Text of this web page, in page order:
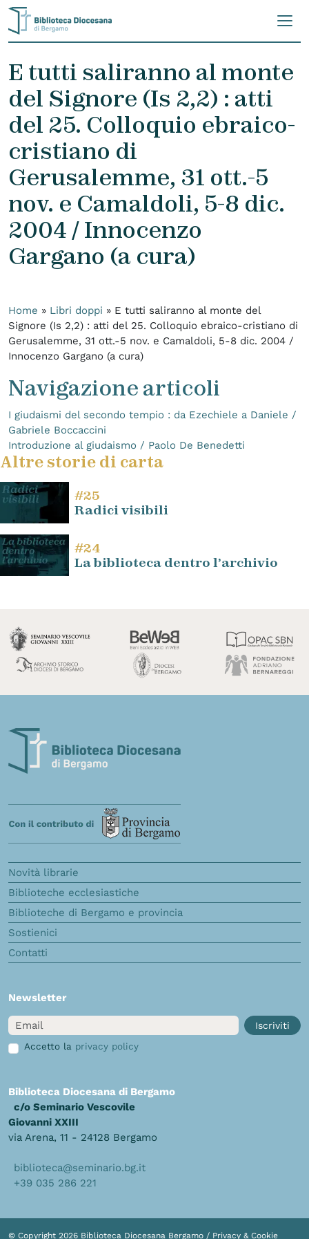
Skip to content
E tutti saliranno al monte
del Signore (Is 2,2) : atti
del 25. Colloquio ebraico-
cristiano di
Gerusalemme, 31 ott.-5
nov. e Camaldoli, 5-8 dic.
2004 / Innocenzo
Gargano (a cura)
Home » Libri doppi » E tutti saliranno al monte del
Signore (Is 2,2) : atti del 25. Colloquio ebraico-cristiano di
Gerusalemme, 31 ott.-5 nov. e Camaldoli, 5-8 dic. 2004 /
Innocenzo Gargano (a cura)
Navigazione articoli
I giudaismi del secondo tempio : da Ezechiele a Daniele /
Gabriele Boccaccini
Introduzione al giudaismo / Paolo De Benedetti
Altre storie di carta
#25
Radici visibili
#24
La biblioteca dentro l’archivio
Novità librarie
Biblioteche ecclesiastiche
Biblioteche di Bergamo e provincia
Sostienici
Contatti
Newsletter
Email
Iscriviti
Accetto la privacy policy
Biblioteca Diocesana di Bergamo
c/o Seminario Vescovile
Giovanni XXIII
via Arena, 11 - 24128 Bergamo
biblioteca@seminario.bg.it
+39 035 286 221
© Copyright 2026 Biblioteca Diocesana Bergamo / Privacy & Cookie